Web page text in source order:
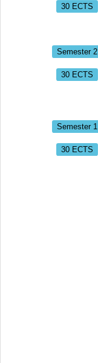
30 ECTS
Semester 2
30 ECTS
Semester 1
30 ECTS